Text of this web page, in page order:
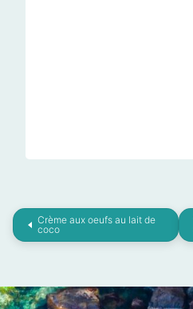
Crème aux oeufs au lait de
coco